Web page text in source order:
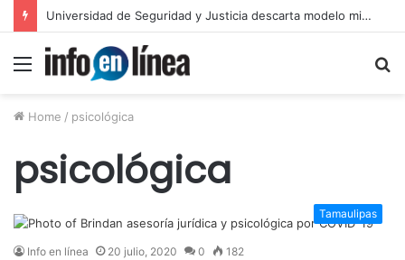
Universidad de Seguridad y Justicia descarta modelo militarizado
Menu
Home / psicológica
psicológica
Tamaulipas
Info en línea 20 julio, 2020 0 182